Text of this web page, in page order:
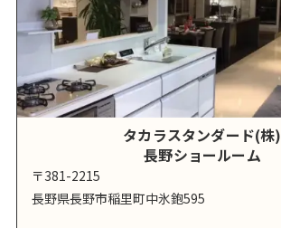
タカラスタンダード(株)
長野ショールーム
〒381-2215
長野県長野市稲里町中氷鉋595